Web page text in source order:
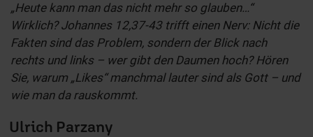
„Heute kann man das nicht mehr so glauben…“
Wirklich? Johannes 12,37-43 trifft einen Nerv: Nicht die
Fakten sind das Problem, sondern der Blick nach
rechts und links – wer gibt den Daumen hoch? Hören
Sie, warum „Likes“ manchmal lauter sind als Gott – und
wie man da rauskommt.
Ulrich Parzany